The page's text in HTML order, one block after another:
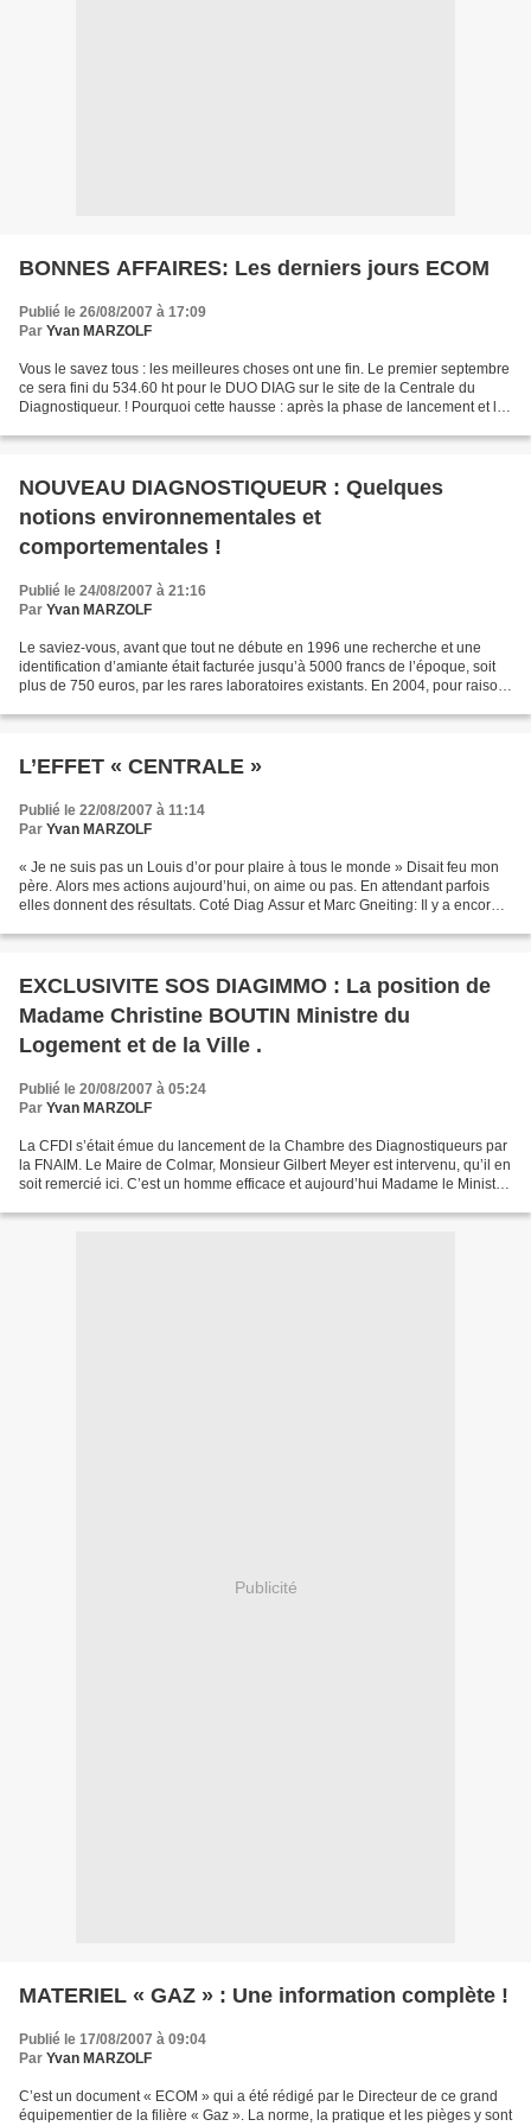
BONNES AFFAIRES: Les derniers jours ECOM
Publié le 26/08/2007 à 17:09
Par Yvan MARZOLF
Vous le savez tous : les meilleures choses ont une fin. Le premier septembre
ce sera fini du 534.60 ht pour le DUO DIAG sur le site de la Centrale du
Diagnostiqueur. ! Pourquoi cette hausse : après la phase de lancement et les
NOUVEAU DIAGNOSTIQUEUR : Quelques
notions environnementales et
comportementales !
Publié le 24/08/2007 à 21:16
Par Yvan MARZOLF
Le saviez-vous, avant que tout ne débute en 1996 une recherche et une
identification d’amiante était facturée jusqu’à 5000 francs de l’époque, soit
plus de 750 euros, par les rares laboratoires existants. En 2004, pour raison
L’EFFET « CENTRALE »
Publié le 22/08/2007 à 11:14
Par Yvan MARZOLF
« Je ne suis pas un Louis d’or pour plaire à tous le monde » Disait feu mon
père. Alors mes actions aujourd’hui, on aime ou pas. En attendant parfois
elles donnent des résultats. Coté Diag Assur et Marc Gneiting: Il y a encore 3
EXCLUSIVITE SOS DIAGIMMO : La position de
Madame Christine BOUTIN Ministre du
Logement et de la Ville .
Publié le 20/08/2007 à 05:24
Par Yvan MARZOLF
La CFDI s’était émue du lancement de la Chambre des Diagnostiqueurs par
la FNAIM. Le Maire de Colmar, Monsieur Gilbert Meyer est intervenu, qu’il en
soit remercié ici. C’est un homme efficace et aujourd’hui Madame le Ministre
Publicité
MATERIEL « GAZ » : Une information complète !
Publié le 17/08/2007 à 09:04
Par Yvan MARZOLF
C’est un document « ECOM » qui a été rédigé par le Directeur de ce grand
équipementier de la filière « Gaz ». La norme, la pratique et les pièges y sont